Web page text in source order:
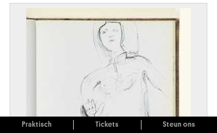
Praktisch Tickets Steun ons